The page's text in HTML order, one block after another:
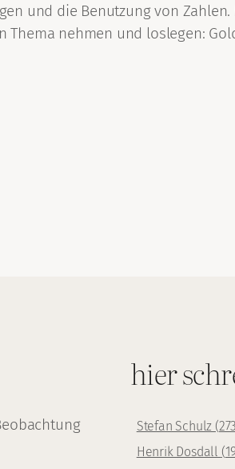
und die Benutzung von
nehmen und loslegen:
hier
Stefan Schulz (273
Henrik Dosdall (